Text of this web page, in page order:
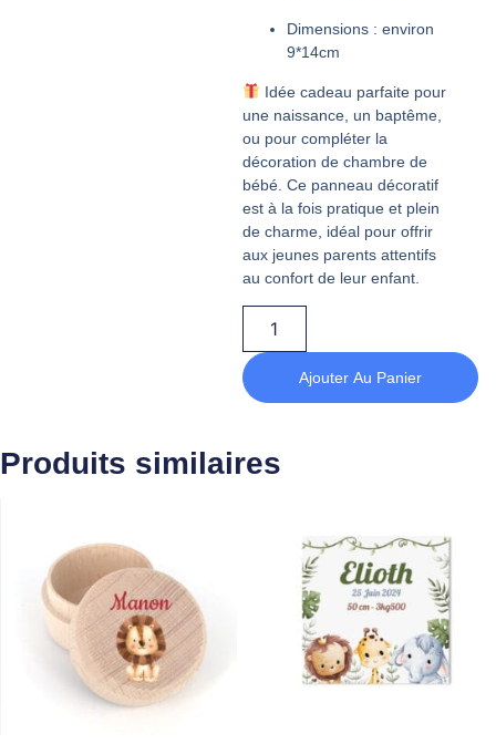
Dimensions : environ
9*14cm
Idée cadeau parfaite pour
une naissance, un baptême,
ou pour compléter la
décoration de chambre de
bébé. Ce panneau décoratif
est à la fois pratique et plein
de charme, idéal pour offrir
aux jeunes parents attentifs
au confort de leur enfant.
Ajouter Au Panier
Produits similaires